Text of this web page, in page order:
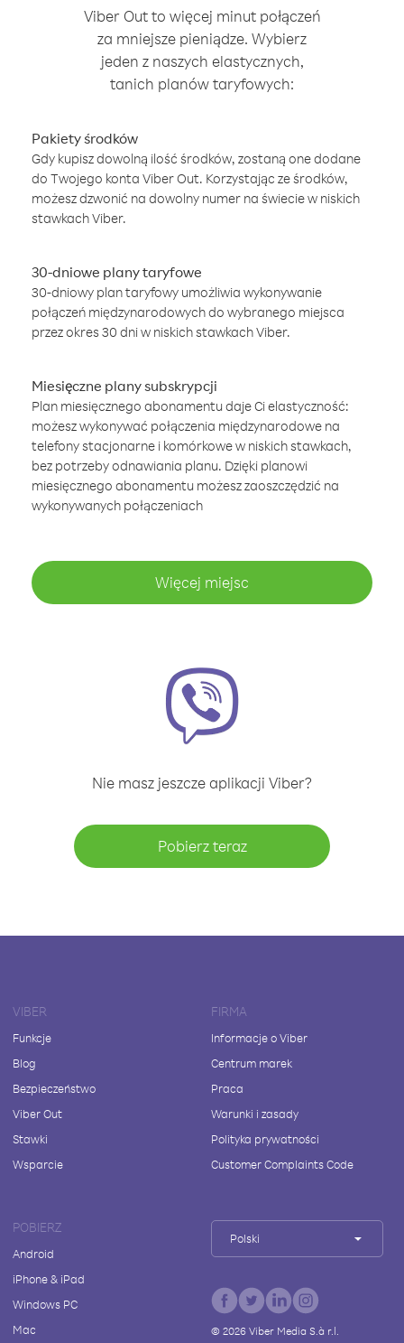
Viber Out to więcej minut połączeń
za mniejsze pieniądze. Wybierz
jeden z naszych elastycznych,
tanich planów taryfowych:
Pakiety środków
Gdy kupisz dowolną ilość środków, zostaną one dodane
do Twojego konta Viber Out. Korzystając ze środków,
możesz dzwonić na dowolny numer na świecie w niskich
stawkach Viber.
30-dniowe plany taryfowe
30-dniowy plan taryfowy umożliwia wykonywanie
połączeń międzynarodowych do wybranego miejsca
przez okres 30 dni w niskich stawkach Viber.
Miesięczne plany subskrypcji
Plan miesięcznego abonamentu daje Ci elastyczność:
możesz wykonywać połączenia międzynarodowe na
telefony stacjonarne i komórkowe w niskich stawkach,
bez potrzeby odnawiania planu. Dzięki planowi
miesięcznego abonamentu możesz zaoszczędzić na
wykonywanych połączeniach
Więcej miejsc
Nie masz jeszcze aplikacji Viber?
Pobierz teraz
VIBER
Funkcje
Blog
Bezpieczeństwo
Viber Out
Stawki
Wsparcie
FIRMA
Informacje o Viber
Centrum marek
Praca
Warunki i zasady
Polityka prywatności
Customer Complaints Code
POBIERZ
Android
iPhone & iPad
Windows PC
Mac
Polski
© 2026Viber Media S.à r.l.